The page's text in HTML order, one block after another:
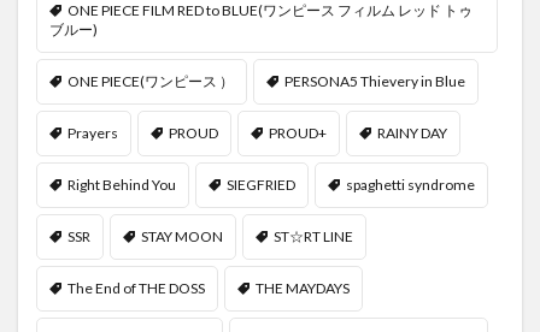
ONE PIECE FILM RED to BLUE(ワンピース フィルム レッド トゥ
ブルー)
ONE PIECE(ワンピース ） PERSONA5 Thievery in Blue
Prayers PROUD PROUD+ RAINY DAY
Right Behind You SIEGFRIED spaghetti syndrome
SSR STAY MOON ST☆RT LINE
The End of THE DOSS THE MAYDAYS